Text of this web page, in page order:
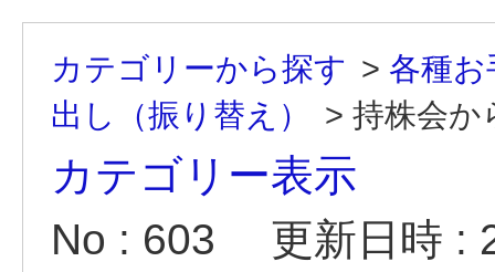
カテゴリーから探す > 各種
出し（振り替え）
> 持株会か
カテゴリー表示
No : 603
更新日時 :